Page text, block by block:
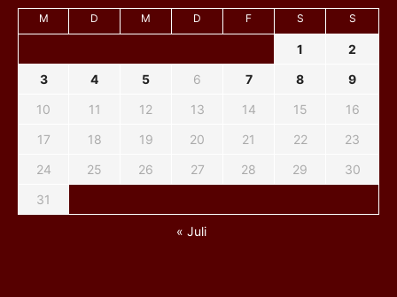
M D M D F S S
1
2
3
4 5 6 7 8
9
10
11 12 13 14 15
16
17
18 19 20 21 22
23
24
25 26 27 28 29
30
31
« Juli